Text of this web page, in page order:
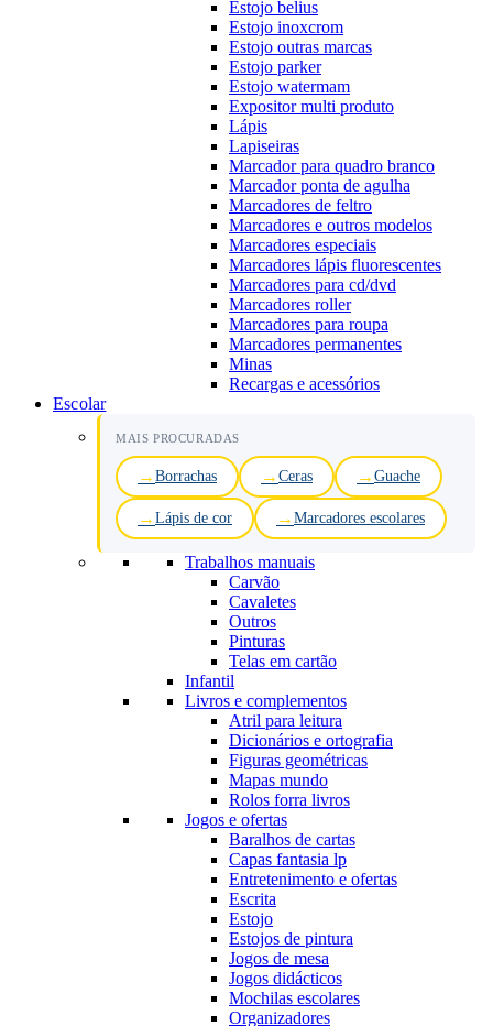
Estojo belius
Estojo inoxcrom
Estojo outras marcas
Estojo parker
Estojo watermam
Expositor multi produto
Lápis
Lapiseiras
Marcador para quadro branco
Marcador ponta de agulha
Marcadores de feltro
Marcadores e outros modelos
Marcadores especiais
Marcadores lápis fluorescentes
Marcadores para cd/dvd
Marcadores roller
Marcadores para roupa
Marcadores permanentes
Minas
Recargas e acessórios
Escolar
MAIS PROCURADAS
Borrachas Ceras Guache
Lápis de cor Marcadores escolares
Trabalhos manuais
Carvão
Cavaletes
Outros
Pinturas
Telas em cartão
Infantil
Livros e complementos
Atril para leitura
Dicionários e ortografia
Figuras geométricas
Mapas mundo
Rolos forra livros
Jogos e ofertas
Baralhos de cartas
Capas fantasia lp
Entretenimento e ofertas
Escrita
Estojo
Estojos de pintura
Jogos de mesa
Jogos didácticos
Mochilas escolares
Organizadores